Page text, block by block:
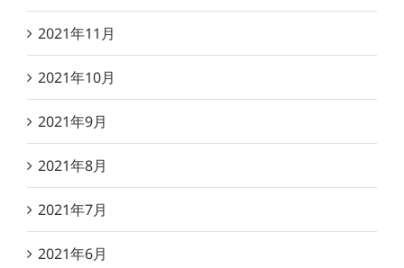
2021年11月
2021年10月
2021年9月
2021年8月
2021年7月
2021年6月